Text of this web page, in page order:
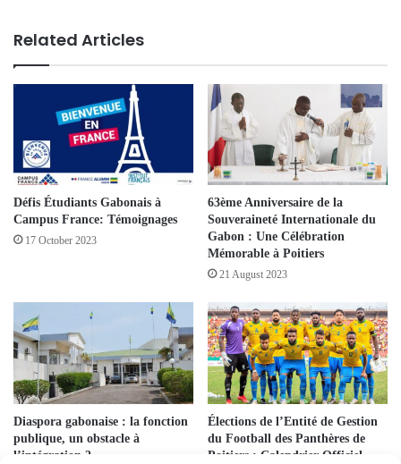
Related Articles
Défis Étudiants Gabonais à
Campus France: Témoignages
17 October 2023
63ème Anniversaire de la
Souveraineté Internationale du
Gabon : Une Célébration
Mémorable à Poitiers
21 August 2023
Diaspora gabonaise : la fonction
publique, un obstacle à
l’intégration ?
Élections de l’Entité de Gestion
du Football des Panthères de
Poitiers : Calendrier Officiel